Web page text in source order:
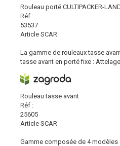
Rouleau porté CULTIPACKER-
Réf :
53537
Article SCAR
La gamme de rouleaux tasse
tasse avant en porté fixe : Attelage
Rouleau tasse avant
Réf :
25605
Article SCAR
Gamme composée de 4 modèles